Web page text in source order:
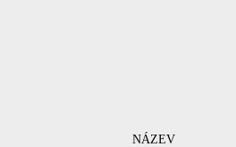
NÁZEV